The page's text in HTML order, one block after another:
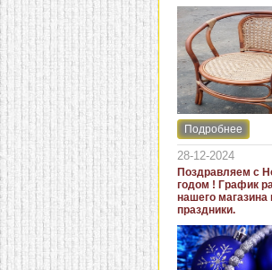
Интернет-
и диван"
новинки стульев
для дачи. В
представлены
бюджетные
пластика для
кресла для
домов из
искусственного
Подробнее
28-12-2024
Поздравляем с
годом ! График
нашего магазина
праздники.